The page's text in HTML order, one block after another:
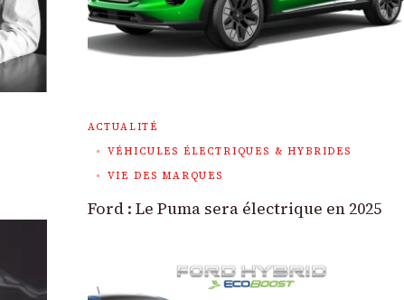
ACTUALITÉ
VÉHICULES ÉLECTRIQUES & HYBRIDES
VIE DES MARQUES
Ford : Le Puma sera électrique en 2025